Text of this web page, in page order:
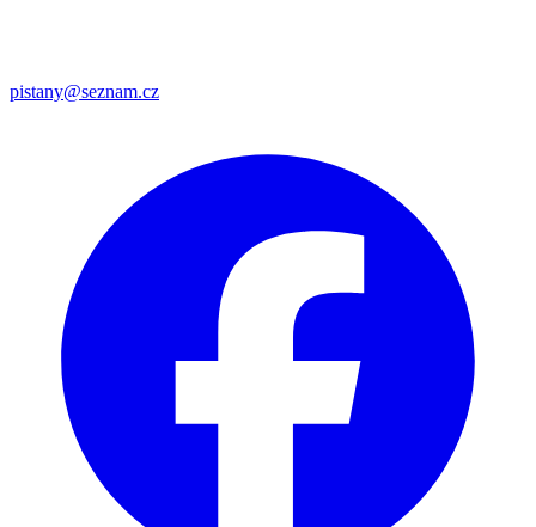
pistany@seznam.cz